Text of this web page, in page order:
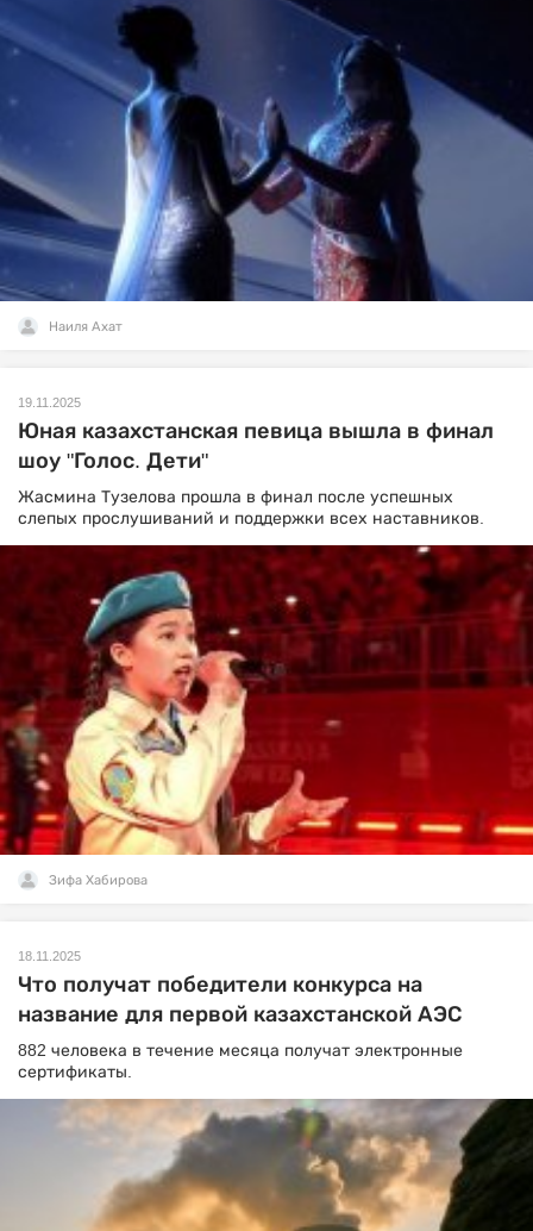
Наиля Ахат
19.11.2025
Юная казахстанская певица вышла в финал
шоу "Голос. Дети"
Жасмина Тузелова прошла в финал после успешных
слепых прослушиваний и поддержки всех наставников.
Зифа Хабирова
18.11.2025
Что получат победители конкурса на
название для первой казахстанской АЭС
882 человека в течение месяца получат электронные
сертификаты.